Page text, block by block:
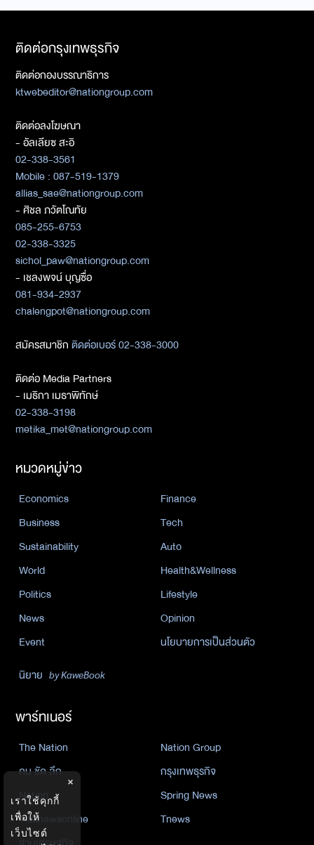
ติดต่อกรุงเทพธุรกิจ
ติดต่อกองบรรณาธิการ
ktwebeditor@nationgroup.com
ติดต่อลงโฆษณา
- อัลเลียซ สะอิ
02-338-3561
Mobile : 087-519-1379
allias_sae@nationgroup.com
- ศิชล ภวัตโณทัย
085-255-6753
02-338-3325
sichol_paw@nationgroup.com
- เชลงพจน์ บุญซื่อ
081-934-2937
chalengpot@nationgroup.com
สมัครสมาชิกติดต่อเบอร์ 02-338-3000
ติดต่อ Media Partners
- เมธิกา เมธาพิทักษ์
02-338-3198
metika_met@nationgroup.com
หมวดหมู่ข่าว
Economics
Finance
Business
Tech
Sustainability
Auto
World
Health&Wellness
Politics
Lifestyle
News
Opinion
Event
นโยบายการเป็นส่วนตัว
นิยาย by KaweBook
พาร์ทเนอร์
The Nation
Nation Group
คม ชัด ลึก
กรุงเทพธุรกิจ
Nation
Spring News
Thainewsonline
Tnews
×
เราใช้คุกกี้
เพื่อให้
เว็บไซต์